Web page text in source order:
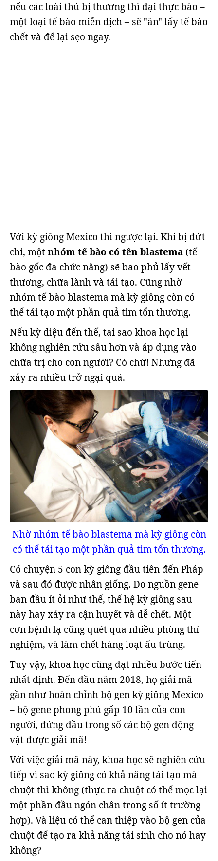
nếu các loài thú bị thương thì đại thực bào –
một loại tế bào miễn dịch – sẽ "ăn" lấy tế bào
chết và để lại sẹo ngay.
Với kỳ giông Mexico thì ngược lại. Khi bị đứt
chi, mộtnhóm tế bào có tên blastema (tế
bào gốc đa chức năng) sẽ bao phủ lấy vết
thương, chữa lành và tái tạo. Cũng nhờ
nhóm tế bào blastema mà kỳ giông còn có
thể tái tạo một phần quả tim tổn thương.
Nếu kỳ diệu đến thế, tại sao khoa học lại
không nghiên cứu sâu hơn và áp dụng vào
chữa trị cho con người? Có chứ! Nhưng đã
xảy ra nhiều trở ngại quá.
Nhờ nhóm tế bào blastema mà kỳ giông còn
có thể tái tạo một phần quả tim tổn thương.
Có chuyện 5 con kỳ giông đầu tiên đến Pháp
và sau đó được nhân giống. Do nguồn gene
ban đầu ít ỏi như thế, thế hệ kỳ giông sau
này hay xảy ra cận huyết và dễ chết. Một
cơn bệnh lạ cũng quét qua nhiều phòng thí
nghiệm, và làm chết hàng loạt ấu trùng.
Tuy vậy, khoa học cũng đạt nhiều bước tiến
nhất định. Đến đầu năm 2018, họ giải mã
gần như hoàn chỉnh bộ gen kỳ giông Mexico
– bộ gene phong phú gấp 10 lần của con
người, đứng đầu trong số các bộ gen động
vật được giải mã!
Với việc giải mã này, khoa học sẽ nghiên cứu
tiếp vì sao kỳ giông có khả năng tái tạo mà
chuột thì không (thực ra chuột có thể mọc lại
một phần đầu ngón chân trong số ít trường
hợp). Và liệu có thể can thiệp vào bộ gen của
chuột để tạo ra khả năng tái sinh cho nó hay
không?